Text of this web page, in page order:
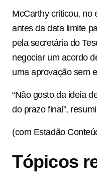
McCarthy criticou, no
antes da data limite
pela secretária do
negociar um acordo
uma aprovação sem
“Não gosto da ideia
do prazo final”,
(com Estadão
Tópicos